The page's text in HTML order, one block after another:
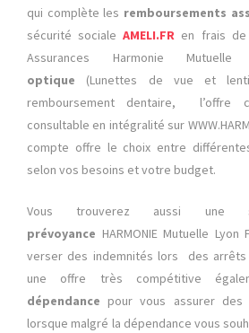
qui complète les remboursements
sécurité socialeAMELI.FR en frais de
Assurances Harmonie Mutuelle
optique (Lunettes de vue et
remboursement dentaire, l’offre
consultable en intégralité sur
compte offre le choix entre
selon vos besoins et votre budget.
Vous trouverez aussi une
prévoyance HARMONIE Mutuelle
verser des indemnités lors des arrêts
une offre très compétitive
dépendance pour vous assurer des
lorsque malgré la dépendance vous